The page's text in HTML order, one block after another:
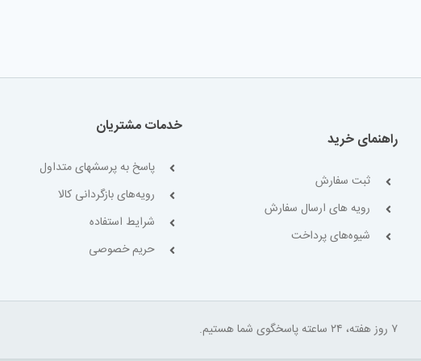
راهنمای خرید
ثبت سفارش
رویه های ارسال سفارش
شیوه‌های پرداخت
خدمات مشتریان
پاسخ به پرسشهای متداول
رویه‌های بازگردانی کالا
شرایط استفاده
حریم خصوصی
۷ روز هفته، ۲۴ ساعته پاسخگوی شما هستیم.